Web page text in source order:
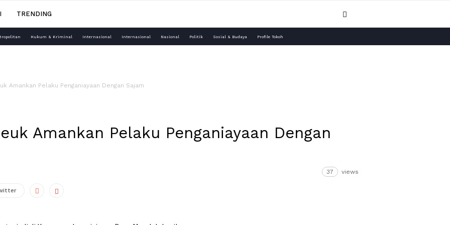
TRENDING
Hukum & Kriminal Internasional Internasional Nasional Politik Sosial & Budaya Profile Tokoh
Amankan Pelaku Penganiayaan Dengan Sajam
Amankan Pelaku Penganiayaan Dengan
37 views